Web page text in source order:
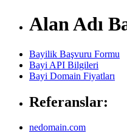
Alan Adı
Bayilik Başvuru Formu
Bayi API Bilgileri
Bayi Domain Fiyatları
Referanslar:
nedomain.com